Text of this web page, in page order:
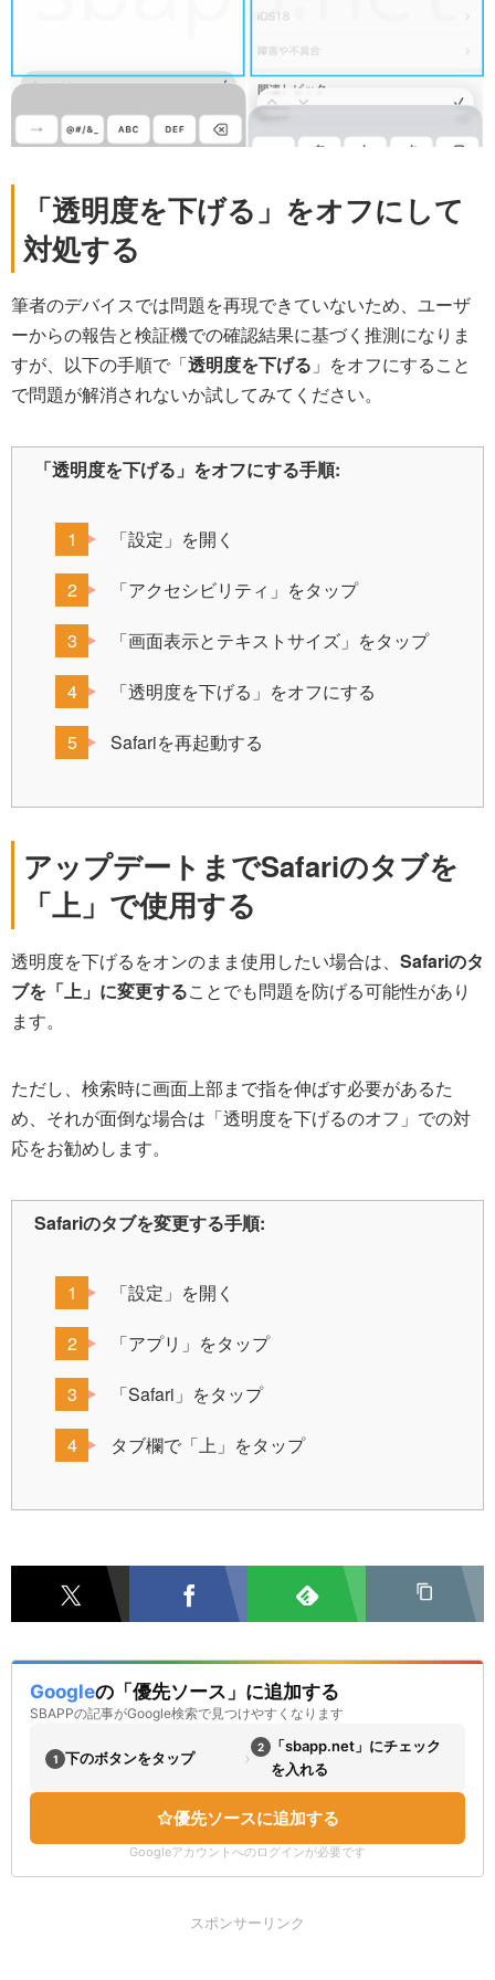
「透明度を下げる」をオフにして
対処する
筆者のデバイスでは問題を再現できていないため、ユーザ
ーからの報告と検証機での確認結果に基づく推測になりま
すが、以下の手順で「透明度を下げる 」をオフにすること
で問題が解消されないか試してみてください。
「透明度を下げる」をオフにする手順:
「設定」を開く
「アクセシビリティ」をタップ
「画面表示とテキストサイズ」をタップ
「透明度を下げる」をオフにする
Safariを再起動する
アップデートまでSafariのタブを
「上」で使用する
透明度を下げるをオンのまま使用したい場合は、 Safariのタ
ブを「上」に変更することでも問題を防げる可能性があり
ます。
ただし、検索時に画面上部まで指を伸ばす必要があるた
め、それが面倒な場合は「透明度を下げるのオフ」での対
応をお勧めします。
Safariのタブを変更する手順:
「設定」を開く
「アプリ」をタップ
「Safari」をタップ
タブ欄で「上」をタップ
Googleの「優先ソース」に追加する
SBAPPの記事がGoogle検索で見つけやすくなります
1 下のボタンをタップ › 2
「sbapp.net」にチェック
を入れる
優先ソースに追加する
Googleアカウントへのログインが必要です
スポンサーリンク